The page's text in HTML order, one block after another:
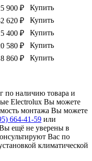
900₽
Купить
620₽
Купить
400₽
Купить
580₽
Купить
860₽ Купить
по наличию товара и
Electrolux Вы можете
монтажа Вы можете
664-41-59 или
ещё не уверены в
Вас по
климатической